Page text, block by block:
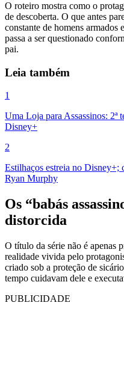
O roteiro mostra como o
de descoberta. O que antes
constante de homens armados
passa a ser questionado
pai.
Leia também
1
Uma Loja para Assassinos: 2ª
Disney+
2
Estilhaços estreia no Disney+;
Ryan Murphy
Os “babás
distorcida
O título da série não é apenas
realidade vivida pelo
criado sob a proteção de
tempo cuidavam dele e
PUBLICIDADE